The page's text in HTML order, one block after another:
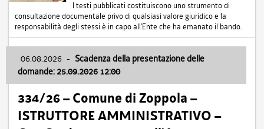
I testi pubblicati costituiscono uno strumento di
consultazione documentale privo di qualsiasi valore giuridico e la
responsabilità degli stessi è in capo all'Ente che ha emanato il bando.
06.08.2026 - Scadenza della presentazione delle
domande: 25.09.2026 12:00
334/26 – Comune di Zoppola –
ISTRUTTORE AMMINISTRATIVO –